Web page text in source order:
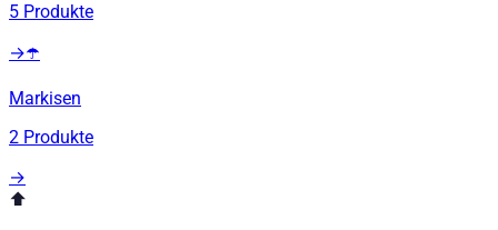
5 Produkte
→☂️
Markisen
2 Produkte
→
⬆️